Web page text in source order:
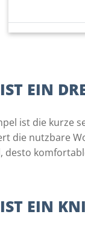
EIN
ist die kurze
die nutzbare
desto
EIN